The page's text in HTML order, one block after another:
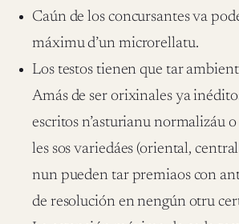
Caún de los concursantes va
máximu d’un microrellatu.
Los testos tienen que tar
Amás de ser orixinales ya
escritos n’asturianu normalizáu
les sos variedáes (oriental,
nun pueden tar premiaos con
de resolución en nengún otru